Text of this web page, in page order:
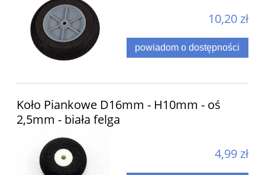
10,20 zł
powiadom o dostępności
Koło Piankowe D16mm - H10mm - oś
2,5mm - biała felga
4,99 zł